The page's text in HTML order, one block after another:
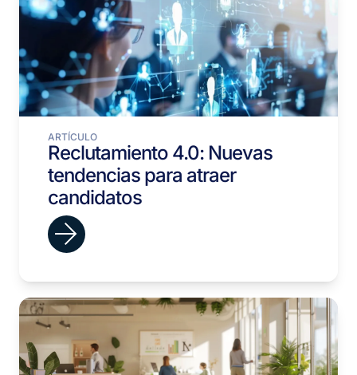
ARTÍCULO
Reclutamiento 4.0: Nuevas
tendencias para atraer
candidatos